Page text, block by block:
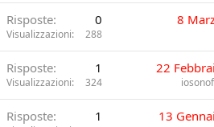
Risposte 0
Visualizzazioni 288
8
Risposte 1
Visualizzazioni 324
22
Risposte 1 13